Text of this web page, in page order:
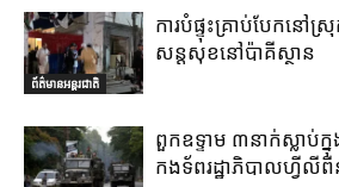
ព័ត៌មានអន្តរជាតិ
ការបំផ្ទុះគ្រាប់បែកនៅស្
សន្តសុខនៅប៉ាគីស្ថាន
ពួកឧទ្ទាម ៣នាក់ស្លាប់ក្នុ
កងទ័ពរដ្ឋាភិបាលហ្វីលីពី